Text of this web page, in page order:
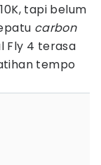
tapi belum
carbon
Fly 4 terasa
tempo